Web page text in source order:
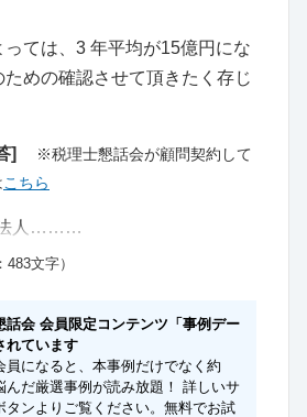
ては、3 年平均が15億円にな
ための確認させて頂きたく存じ
]
※税理士懇話会が顧問契約して
こちら
人………
483文字）
話会 会員限定コンテンツ「事例デー
れています
員になると、本事例だけでなく約
んだ厳選事例が読み放題！ 詳しいサ
タンよりご覧ください。無料でお試